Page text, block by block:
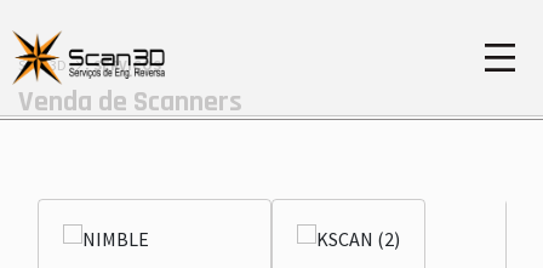
Scan3D SERVIÇOS
Venda de Scanners